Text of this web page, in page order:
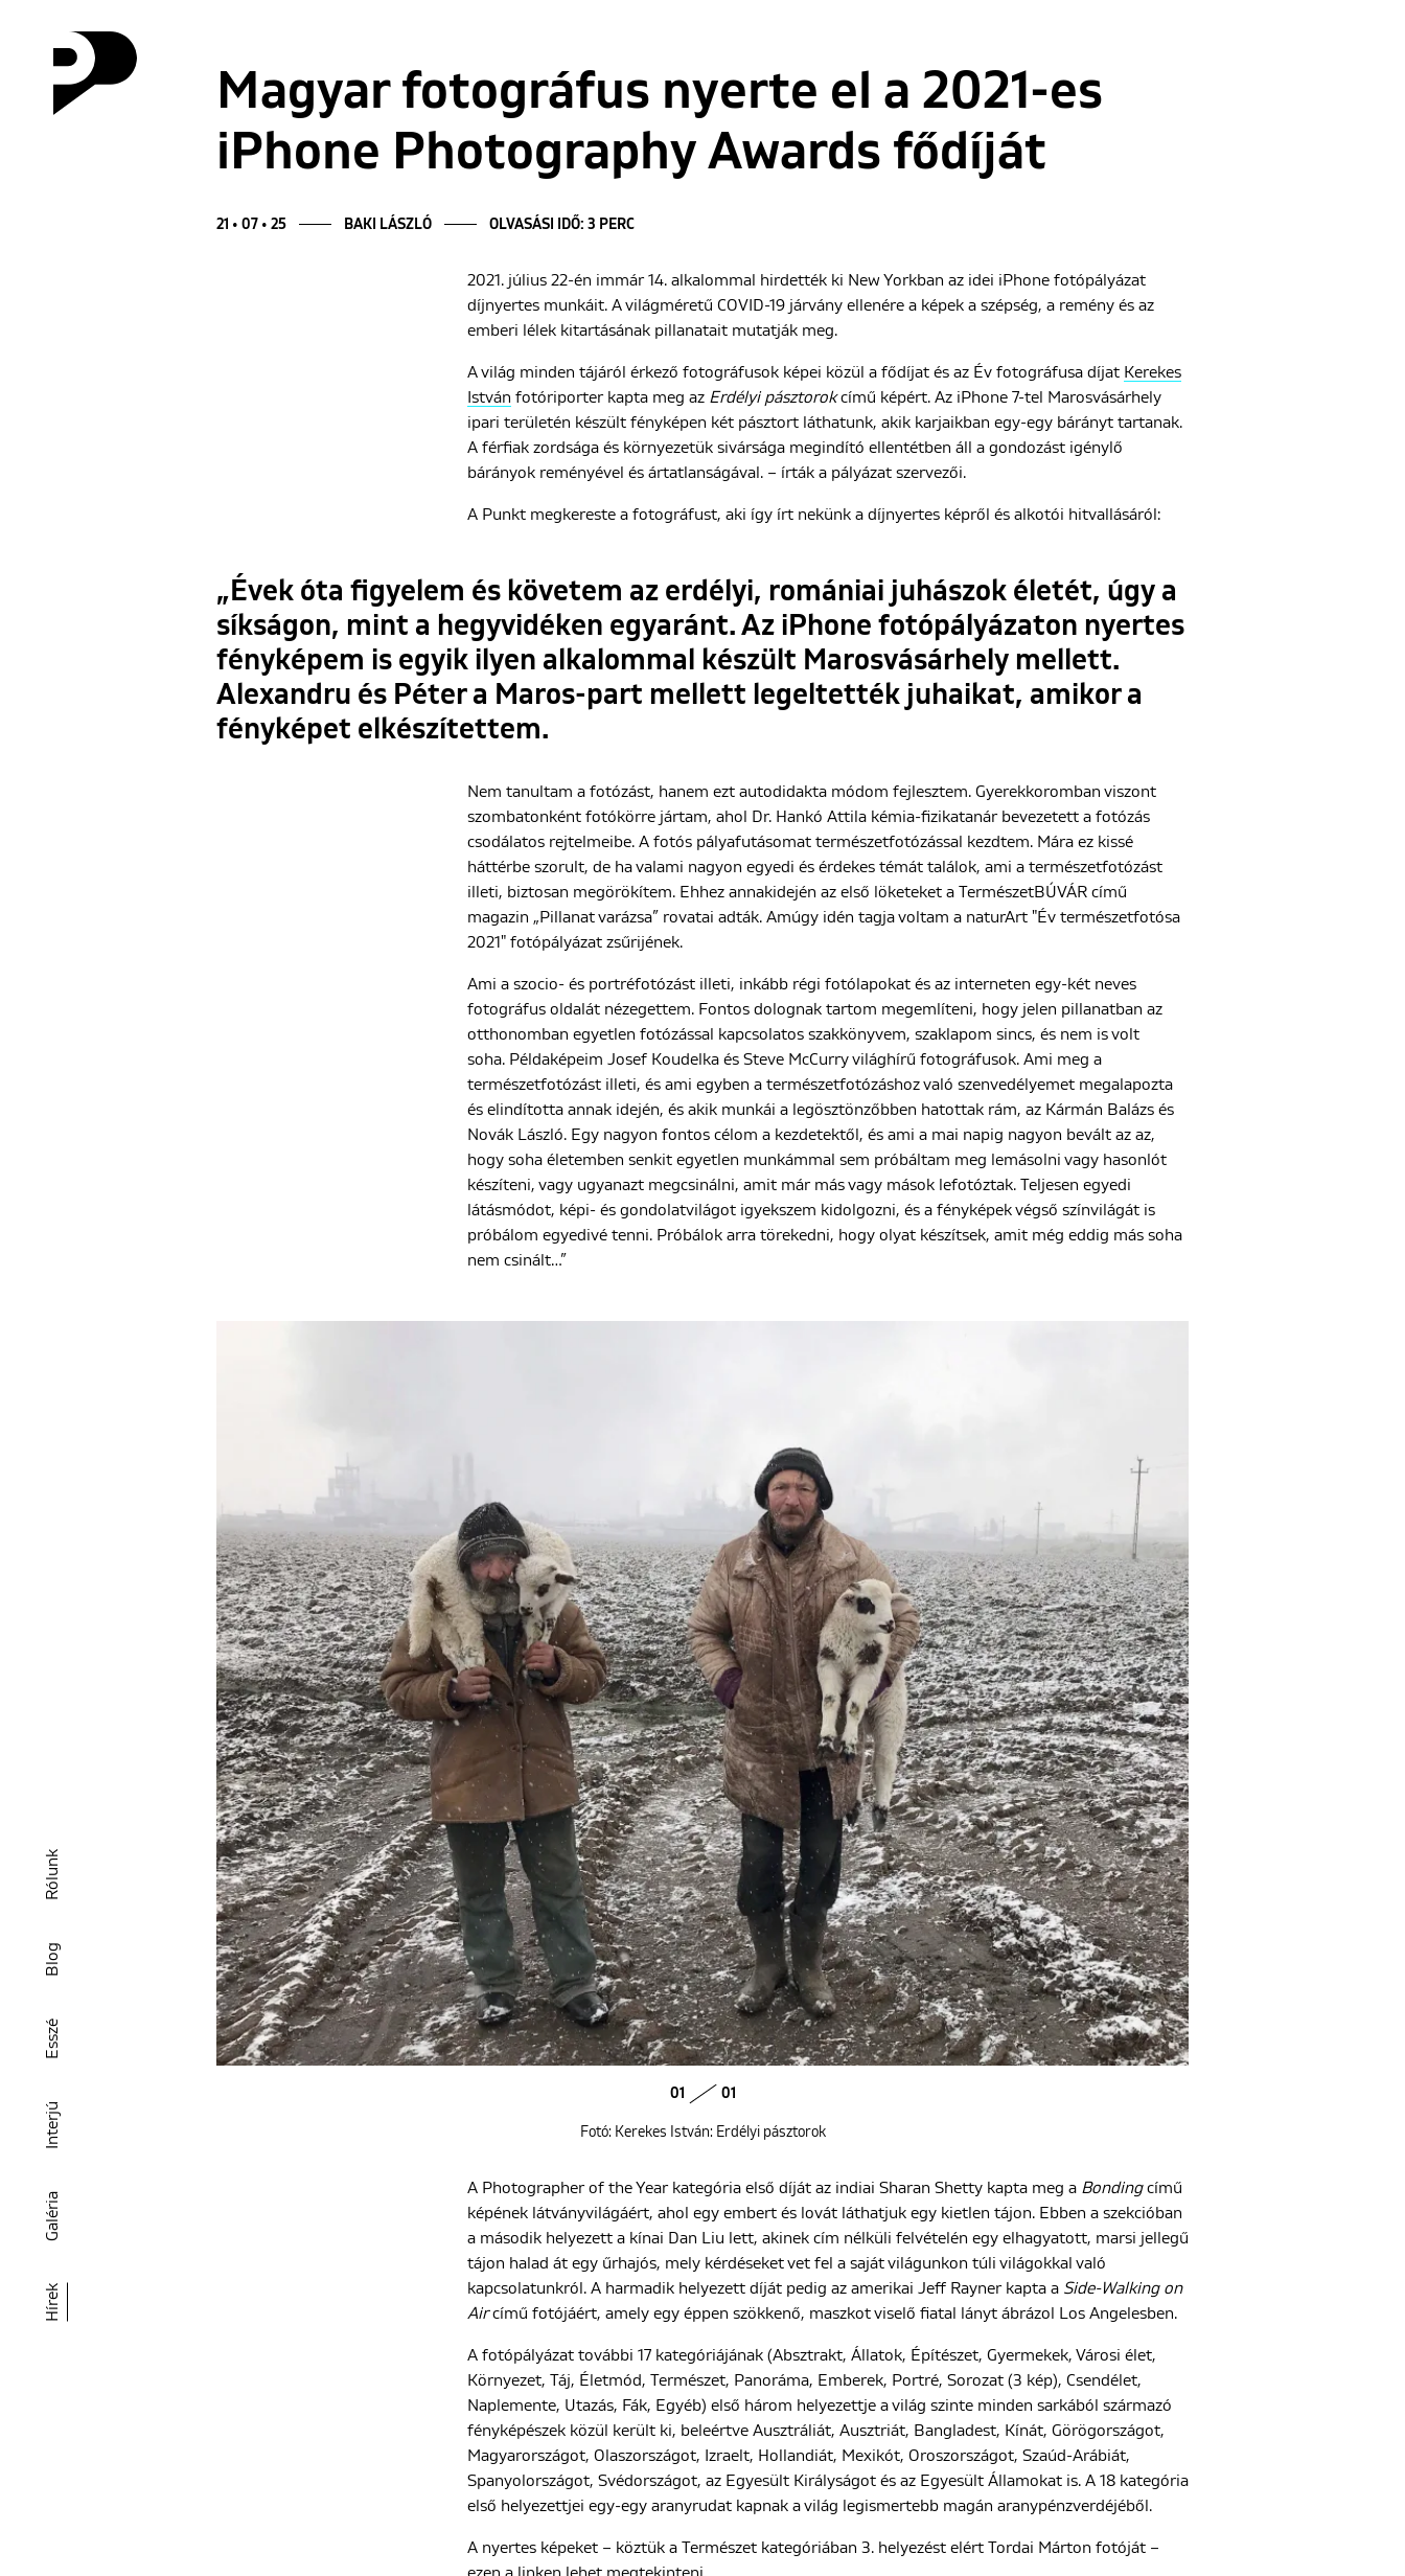
Hírek
Galéria
Interjú
Esszé
Blog
Rólunk
Magyar fotográfus nyerte el a 2021-es
iPhone Photography Awards fődíját
21 • 07 • 25 BAKI LÁSZLÓ OLVASÁSI IDŐ: 3 PERC
2021. július 22-én immár 14. alkalommal hirdették ki New Yorkban az idei iPhone fotópályázat
díjnyertes munkáit. A világméretű COVID-19 járvány ellenére a képek a szépség, a remény és az
emberi lélek kitartásának pillanatait mutatják meg.
A világ minden tájáról érkező fotográfusok képei közül a fődíjat és az Év fotográfusa díjat Kerekes
István fotóriporter kapta meg az Erdélyi pásztorokcímű képért. Az iPhone 7-tel Marosvásárhely
ipari területén készült fényképen két pásztort láthatunk, akik karjaikban egy-egy bárányt tartanak.
A férfiak zordsága és környezetük sivársága megindító ellentétben áll a gondozást igénylő
bárányok reményével és ártatlanságával. – írták a pályázat szervezői.
A Punkt megkereste a fotográfust, aki így írt nekünk a díjnyertes képről és alkotói hitvallásáról:
„Évek óta figyelem és követem az erdélyi, romániai juhászok életét, úgy a
síkságon, mint a hegyvidéken egyaránt. Az iPhone fotópályázaton nyertes
fényképem is egyik ilyen alkalommal készült Marosvásárhely mellett.
Alexandru és Péter a Maros-part mellett legeltették juhaikat, amikor a
fényképet elkészítettem.
Nem tanultam a fotózást, hanem ezt autodidakta módom fejlesztem. Gyerekkoromban viszont
szombatonként fotókörre jártam, ahol Dr. Hankó Attila kémia-fizikatanár bevezetett a fotózás
csodálatos rejtelmeibe. A fotós pályafutásomat természetfotózással kezdtem. Mára ez kissé
háttérbe szorult, de ha valami nagyon egyedi és érdekes témát találok, ami a természetfotózást
illeti, biztosan megörökítem. Ehhez annakidején az első löketeket a TermészetBÚVÁR című
magazin „Pillanat varázsa” rovatai adták. Amúgy idén tagja voltam a naturArt "Év természetfotósa
2021" fotópályázat zsűrijének.
Ami a szocio- és portréfotózást illeti, inkább régi fotólapokat és az interneten egy-két neves
fotográfus oldalát nézegettem. Fontos dolognak tartom megemlíteni, hogy jelen pillanatban az
otthonomban egyetlen fotózással kapcsolatos szakkönyvem, szaklapom sincs, és nem is volt
soha. Példaképeim Josef Koudelka és Steve McCurry világhírű fotográfusok. Ami meg a
természetfotózást illeti, és ami egyben a természetfotózáshoz való szenvedélyemet megalapozta
és elindította annak idején, és akik munkái a legösztönzőbben hatottak rám, az Kármán Balázs és
Novák László. Egy nagyon fontos célom a kezdetektől, és ami a mai napig nagyon bevált az az,
hogy soha életemben senkit egyetlen munkámmal sem próbáltam meg lemásolni vagy hasonlót
készíteni, vagy ugyanazt megcsinálni, amit már más vagy mások lefotóztak. Teljesen egyedi
látásmódot, képi- és gondolatvilágot igyekszem kidolgozni, és a fényképek végső színvilágát is
próbálom egyedivé tenni. Próbálok arra törekedni, hogy olyat készítsek, amit még eddig más soha
nem csinált…”
01 01
Fotó: Kerekes István: Erdélyi pásztorok
A Photographer of the Year kategória első díját az indiai Sharan Shetty kapta meg a Bondingcímű
képének látványvilágáért, ahol egy embert és lovát láthatjuk egy kietlen tájon. Ebben a szekcióban
a második helyezett a kínai Dan Liu lett, akinek cím nélküli felvételén egy elhagyatott, marsi jellegű
tájon halad át egy űrhajós, mely kérdéseket vet fel a saját világunkon túli világokkal való
kapcsolatunkról. A harmadik helyezett díját pedig az amerikai Jeff Rayner kapta a Side-Walking on
Aircímű fotójáért, amely egy éppen szökkenő, maszkot viselő fiatal lányt ábrázol Los Angelesben.
A fotópályázat további 17 kategóriájának (Absztrakt, Állatok, Építészet, Gyermekek, Városi élet,
Környezet, Táj, Életmód, Természet, Panoráma, Emberek, Portré, Sorozat (3 kép), Csendélet,
Naplemente, Utazás, Fák, Egyéb) első három helyezettje a világ szinte minden sarkából származó
fényképészek közül került ki, beleértve Ausztráliát, Ausztriát, Bangladest, Kínát, Görögországot,
Magyarországot, Olaszországot, Izraelt, Hollandiát, Mexikót, Oroszországot, Szaúd-Arábiát,
Spanyolországot, Svédországot, az Egyesült Királyságot és az Egyesült Államokat is. A 18 kategória
első helyezettjei egy-egy aranyrudat kapnak a világ legismertebb magán aranypénzverdéjéből.
A nyertes képeket – köztük a Természet kategóriában 3. helyezést elért Tordai Márton fotóját –
ezen a linken lehet megtekinteni.